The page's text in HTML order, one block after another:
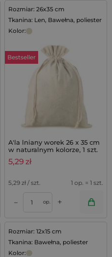
Rozmiar: 26x35 cm
Tkanina: Len, Bawełna, poliester
Kolor:
Bestseller
A'la lniany worek 26 x 35 cm
w naturalnym kolorze, 1 szt.
5,29 zł
5,29 zł / szt. 1 op. = 1 szt.
– op. +
Rozmiar: 12x15 cm
Tkanina: Bawełna, poliester
Kolor: